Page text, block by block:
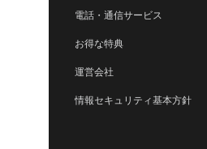
電話・通信サービス
お得な特典
運営会社
情報セキュリティ基本方針